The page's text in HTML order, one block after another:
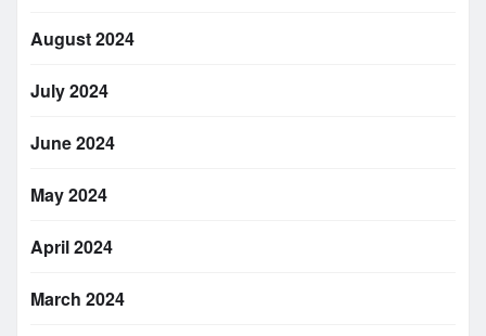
August 2024
July 2024
June 2024
May 2024
April 2024
March 2024